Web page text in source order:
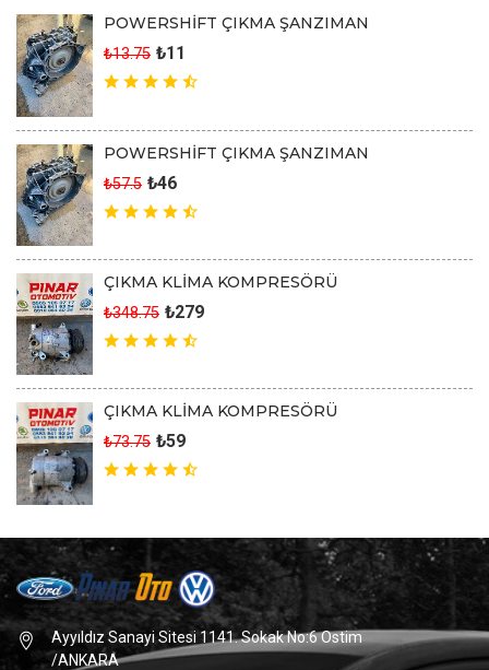
POWERSHİFT ÇIKMA ŞANZIMAN
₺13.75 ₺11
POWERSHİFT ÇIKMA ŞANZIMAN
₺57.5 ₺46
ÇIKMA KLİMA KOMPRESÖRÜ
₺348.75 ₺279
ÇIKMA KLİMA KOMPRESÖRÜ
₺73.75 ₺59
Ayyıldız Sanayi Sitesi 1141. Sokak No:6 Ostim
/ANKARA